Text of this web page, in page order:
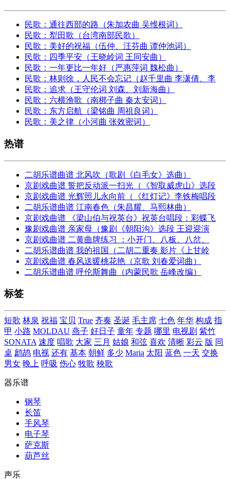
民歌：通往西部的路（朱加农曲 吴维根词）
民歌：犁田歌（台湾南部民歌）
民歌：美好的祝福（伍仲、汪芬曲 谭仲池词）
民歌：四季平安（王晓岭词 王同安曲）
民歌：一年更比一年好（严惠萍词 魏松曲）
民歌：林则徐，人民不会忘记（赵千里曲 李潇倩、李
民歌：追求（王守伦词 刘森、刘新海曲）
民歌：六横渔歌（南梆子曲 秦太安词）
民歌：东方启航（梁铭曲 周祖良词）
民歌：美之律（小河曲 张效密词）
热谱
二胡乐谱曲谱 北风吹（歌剧《白毛女》选曲）
京剧戏曲谱 誓把反动派一扫光（《智取威虎山》选段
京剧戏曲谱 光辉照儿永向前（《红灯记》李铁梅唱段
二胡乐谱曲谱 江南春色（朱昌耀、马熙林曲）
京剧戏曲谱 《梁山伯与祝英台》祝英台唱段：彩蝶飞
豫剧戏曲谱 亲家母（豫剧《朝阳沟》选段 王迎迎演
京剧戏曲谱 二黄曲牌练习 ：小开门、八板、八岔、
二胡乐谱曲谱 我的祖国（二胡二重奏 影片《上甘岭
京剧戏曲谱 春风送暖桃花艳（京歌 刘春爱词曲）
二胡乐谱曲谱 呼伦斯舞曲（内蒙民歌 岳峰改编）
标签
短歌 林泉 祝福 宝贝 True 齐奏 圣诞 毛主席 七色 年华 构成 指
甲 小路 MOLDAU 燕子 好日子 童年 专题 哪里 电视剧 紫竹
SONATA 速度 唱歌 大家 三月 姑娘 和弦 喜欢 清晰 彩云 版 同
桌 鹧鸪 电视 还有 基本 朝鲜 多少 Maria 太阳 蓝色 一天 交换
男女 晚上 呼吸 伤心 牧歌 秧歌
器乐谱
钢琴
长笛
手风琴
电子琴
萨克斯
葫芦丝
声乐